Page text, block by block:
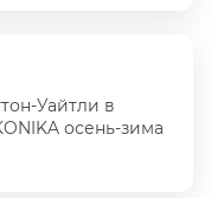
Уайтли в
осень-зима